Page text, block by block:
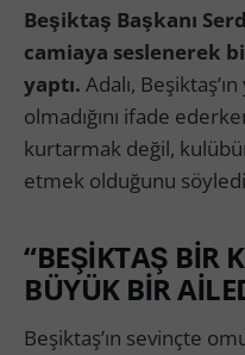
Beşiktaş Başkanı
camiaya seslenerek
yaptı. Adalı,
olmadığını ifade
kurtarmak değil,
etmek olduğunu
“BEŞİKTAŞ BİR
BÜYÜK BİR
Beşiktaş’ın sevinçte